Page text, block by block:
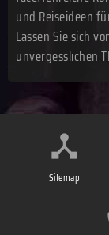
und Reiseideen
Lassen Sie sich
unvergesslichen
Sitemap